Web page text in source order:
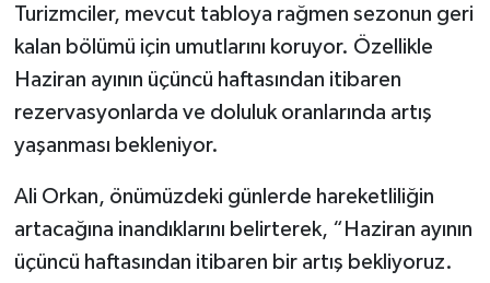
Turizmciler, mevcut tabloya rağmen sezonun geri
kalan bölümü için umutlarını koruyor. Özellikle
Haziran ayının üçüncü haftasından itibaren
rezervasyonlarda ve doluluk oranlarında artış
yaşanması bekleniyor.
Ali Orkan, önümüzdeki günlerde hareketliliğin
artacağına inandıklarını belirterek, “Haziran ayının
üçüncü haftasından itibaren bir artış bekliyoruz.